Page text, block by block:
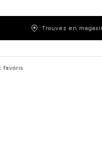
Trouvez en
favoris